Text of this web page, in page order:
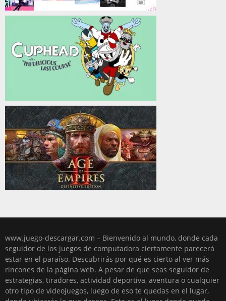
www.juego-descargar.com – Bienvenido al mundo, donde cada
seguidor de los juegos de computadora ciertamente parecerá
estar en el paraíso. Descubrirás por qué es cierto al ver más
rincones de la página web. A pesar de que seas seguidor de
estrategias, tiradores, actividad deportiva, aventura o cualquier
otro tipo de videojuegos, luego de eso te quedas en el lugar,